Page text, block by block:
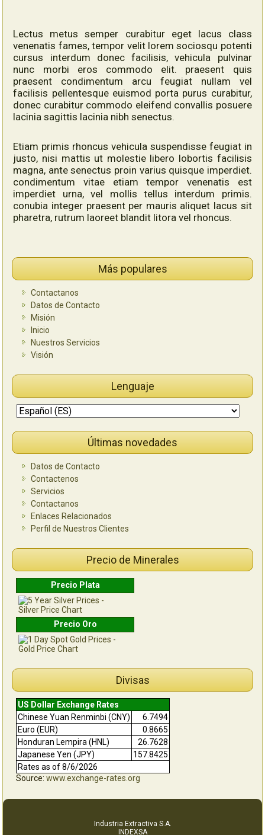
Lectus metus semper curabitur eget lacus class
venenatis fames, tempor velit lorem sociosqu potenti
cursus interdum donec facilisis, vehicula pulvinar
nunc morbi eros commodo elit. praesent quis
praesent condimentum arcu feugiat nullam vel
facilisis pellentesque euismod porta purus curabitur,
donec curabitur commodo eleifend convallis posuere
lacinia sagittis lacinia nibh senectus.
Etiam primis rhoncus vehicula suspendisse feugiat in
justo, nisi mattis ut molestie libero lobortis facilisis
magna, ante senectus proin varius quisque imperdiet.
condimentum vitae etiam tempor venenatis est
imperdiet urna, vel mollis tellus interdum primis.
conubia integer praesent per mauris aliquet lacus sit
pharetra, rutrum laoreet blandit litora vel rhoncus.
Más populares
Contactanos
Datos de Contacto
Misión
Inicio
Nuestros Servicios
Visión
Lenguaje
Últimas novedades
Datos de Contacto
Contactenos
Servicios
Contactanos
Enlaces Relacionados
Perfil de Nuestros Clientes
Precio de Minerales
Precio Plata
Precio Oro
Divisas
US Dollar Exchange Rates
Chinese Yuan Renminbi (CNY)
6.7494
Euro (EUR)
0.8665
Honduran Lempira (HNL)
26.7628
Japanese Yen (JPY)
157.8425
Rates as of 8/6/2026
Source:www.exchange-rates.org
Industria Extractiva S.A.
INDEXSA